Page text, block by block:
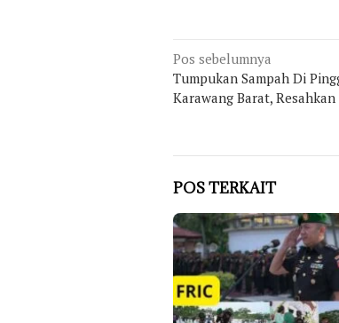
Navigasi
pos
Pos sebelumnya
Tumpukan Sampah Di
Karawang Barat, Resahkan
POS TERKAIT